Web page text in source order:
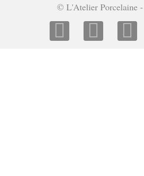
© L'Atelier Porcelaine -